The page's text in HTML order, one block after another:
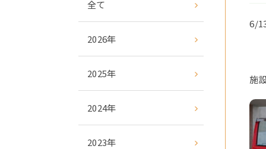
6/
施
全て
2026年
2025年
2024年
2023年